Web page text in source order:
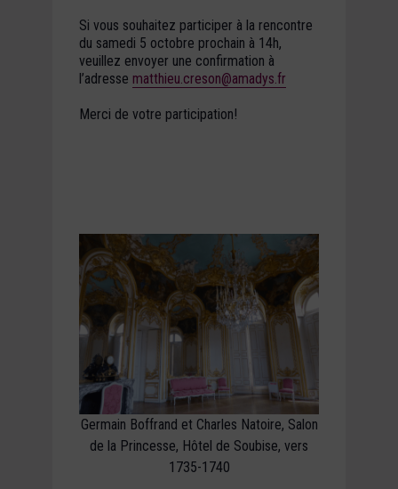
Si vous souhaitez participer à la rencontre
du samedi 5 octobre prochain à 14h,
veuillez envoyer une confirmation à
l’adresse matthieu.creson@amadys.fr
Merci de votre participation!
Germain Boffrand et Charles Natoire, Salon
de la Princesse, Hôtel de Soubise, vers
1735-1740